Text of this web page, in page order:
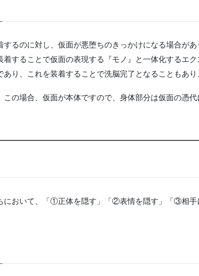
るのに対し、仮面が悪堕ちのきっかけになる場合が
することで仮面の表現する『モノ』と一体化するエ
り、これを装着することで洗脳完了となることもあり
の場合、仮面が本体ですので、身体部分は仮面の憑
において、「①正体を隠す」「②表情を隠す」「③相手